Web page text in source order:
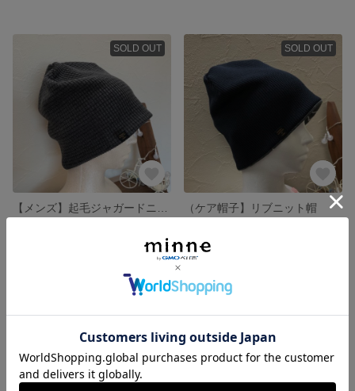
SOLD OUT SOLD OUT
（ケア帽子】リブニット帽
SOLD OUT